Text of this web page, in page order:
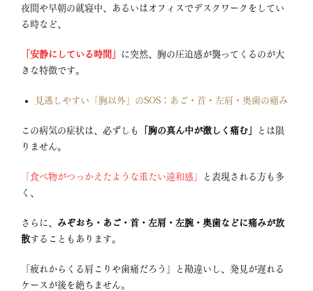
夜間や早朝の就寝中、あるいはオフィスでデスクワークをしてい
る時など、
「安静にしている時間」 に突然、胸の圧迫感が襲ってくる のが大
きな特徴です。
見逃しやすい「胸以外」のSOS：あご・首・左肩・奥歯の痛み
この病気の症状は、必ずしも 「胸の真ん中が激しく痛む」
とは限
りません。
「食べ物がつっかえたような重たい違和感」
と表現される方も多
く、
さらに、 みぞおち・あご・首・左肩・左腕・奥歯などに痛みが放
散することもあります。
「疲れからくる肩こりや歯痛だろう」と勘違いし、発見が遅れる
ケースが後を絶ちません。